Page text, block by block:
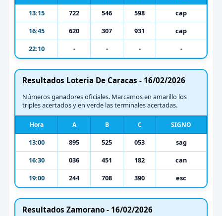
13:15 722 546 598
cap
16:45
620 307 931
cap
22:10
- - - -
Resultados Loteria De Caracas - 16/02/2026
Números ganadores oficiales. Marcamos en amarillo los
triples acertados y en verde las terminales acertadas.
Hora A B C SIGNO
13:00 895 525 053
sag
16:30
036 451 182
can
19:00
244 708 390 esc
Resultados Zamorano - 16/02/2026